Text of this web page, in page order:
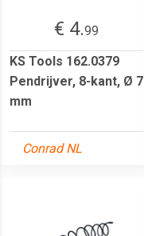
€ 4.99
KS Tools 162.0379
Pendrijver, 8-kant, Ø 7
mm
Conrad NL